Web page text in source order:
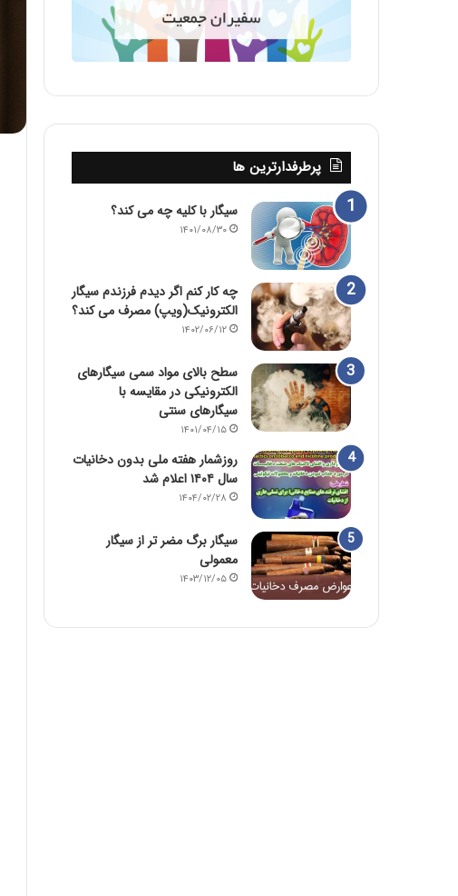
پرطرفدارترین ها
سیگار با کلیه چه می کند؟
۱۴۰۱/۰۸/۳۰
چه کار کنم اگر دیدم فرزندم سیگار
الکترونیک(ویپ) مصرف می کند؟
۱۴۰۲/۰۶/۱۲
سطح بالای مواد سمی سیگارهای
الکترونیکی در مقایسه با
سیگارهای سنتی
۱۴۰۱/۰۴/۱۵
روزشمار هفته ملی بدون دخانیات
سال ۱۴۰۴ اعلام شد
۱۴۰۴/۰۲/۲۸
سیگار برگ مضر تر از سیگار
معمولی
۱۴۰۳/۱۲/۰۵